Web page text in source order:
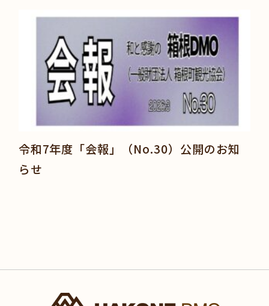
令和7年度「会報」（No.30）公開のお知
らせ